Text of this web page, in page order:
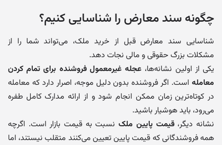
چگونه سند معارض را شناسایی کنیم؟
شناسایی سند معارض قبل از خرید ملک، می‌تواند شما را از
مشکلات بزرگ حقوقی و مالی نجات دهد.
یکی از اولین نشانه‌ها، عجله غیرمعمول فروشنده برای تمام کردن
معامله است. اگر فروشنده بدون دلیل موجه، اصرار دارد که معامله
در کوتاه‌ترین زمان ممکن انجام شود و از ارائه مدارک کامل طفره
می‌رود، باید هوشیار باشید.
نشانه دیگر،قیمت پایین ملکنسبت به قیمت بازار است. اگرچه
همه فروشندگانی که قیمت پایین تعیین می‌کنند متقلب نیستند، اما